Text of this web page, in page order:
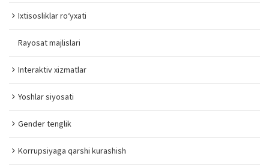
Ixtisosliklar ro‘yxati
Rayosat majlislari
Interaktiv xizmatlar
Yoshlar siyosati
Gender tenglik
Korrupsiyaga qarshi kurashish